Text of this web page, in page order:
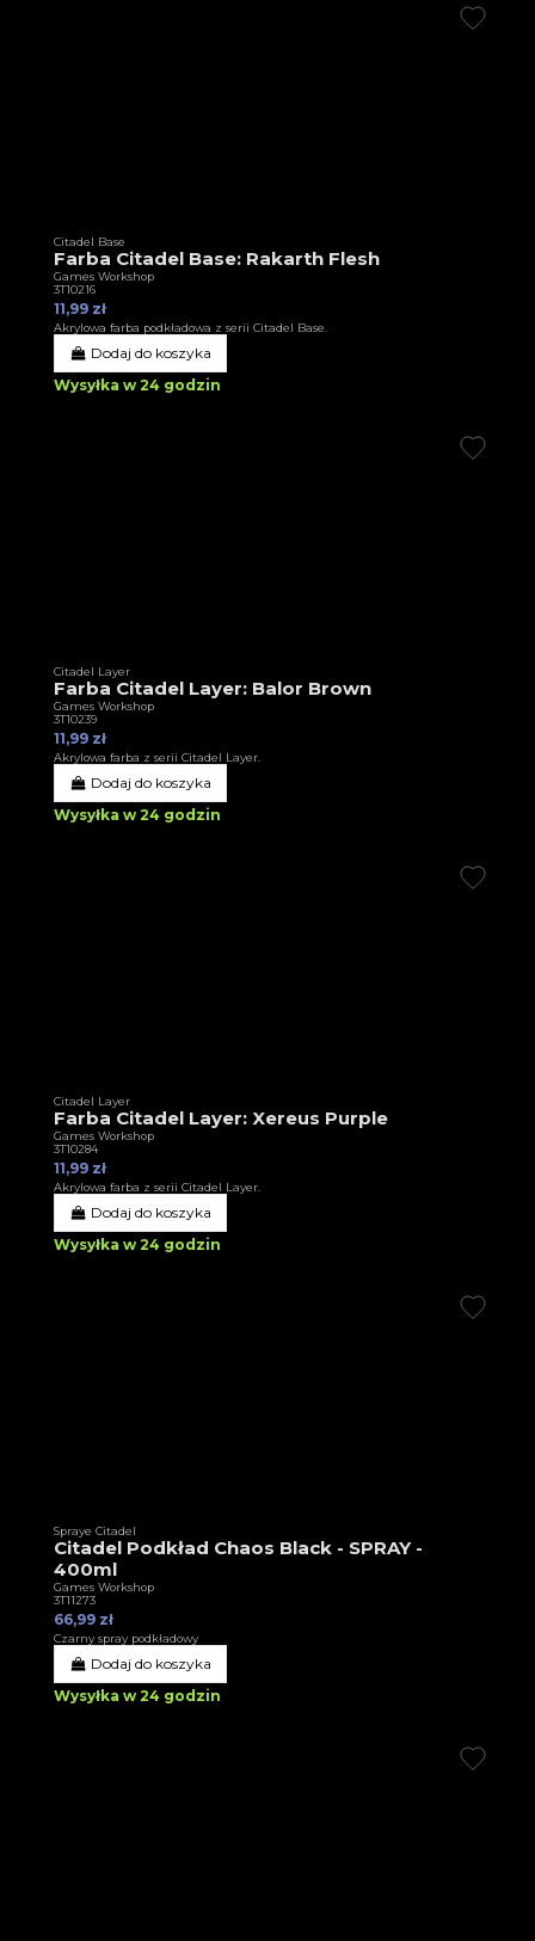
Citadel Base
Farba Citadel Base: Rakarth Flesh
Games Workshop
3T10216
11,99 zł
Akrylowa farba podkładowa z serii Citadel Base.
Dodaj do koszyka
Wysyłka w 24 godzin
Citadel Layer
Farba Citadel Layer: Balor Brown
Games Workshop
3T10239
11,99 zł
Akrylowa farba z serii Citadel Layer.
Dodaj do koszyka
Wysyłka w 24 godzin
Citadel Layer
Farba Citadel Layer: Xereus Purple
Games Workshop
3T10284
11,99 zł
Akrylowa farba z serii Citadel Layer.
Dodaj do koszyka
Wysyłka w 24 godzin
Spraye Citadel
Citadel Podkład Chaos Black - SPRAY -
400ml
Games Workshop
3T11273
66,99 zł
Czarny spray podkładowy
Dodaj do koszyka
Wysyłka w 24 godzin